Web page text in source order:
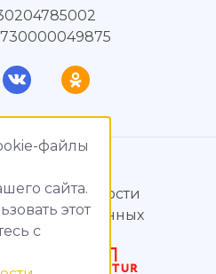
файлы
сайта.
этот
c
2015 – 2026
данных